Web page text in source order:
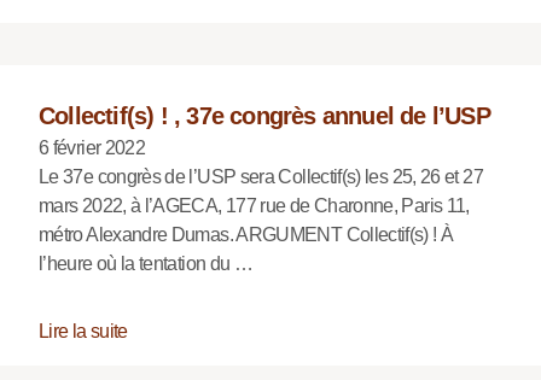
Collectif(s) ! , 37e congrès annuel de l’USP
6 février 2022
Le 37e congrès de l’USP sera Collectif(s) les 25, 26 et 27
mars 2022, à l’AGECA, 177 rue de Charonne, Paris 11,
métro Alexandre Dumas. ARGUMENT Collectif(s) ! À
l’heure où la tentation du …
Lire la suite